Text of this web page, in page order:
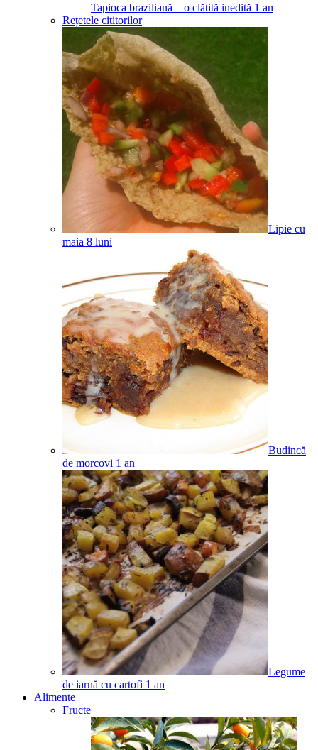
Tapioca braziliană – o clătită inedită 1 an
Rețetele cititorilor
Lipie cu
maia 8 luni
Budincă
de morcovi 1 an
Legume
de iarnă cu cartofi 1 an
Alimente
Fructe